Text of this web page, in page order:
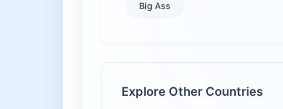
Big Ass
Explore Other Countries